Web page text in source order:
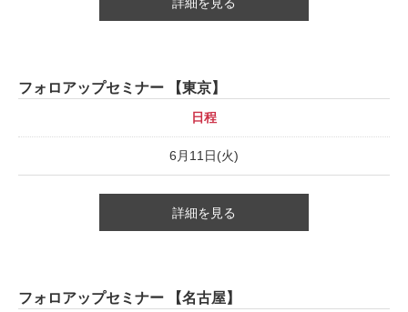
フォロアップセミナー 【東京】
日程
6月11日(火)
詳細を見る
フォロアップセミナー 【名古屋】